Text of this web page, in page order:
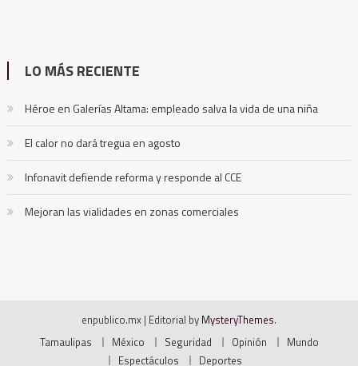
LO MÁS RECIENTE
Héroe en Galerías Altama: empleado salva la vida de una niña
El calor no dará tregua en agosto
Infonavit defiende reforma y responde al CCE
Mejoran las vialidades en zonas comerciales
enpublico.mx | Editorial by MysteryThemes.
Tamaulipas
México Seguridad Opinión
Mundo
Espectáculos
Deportes